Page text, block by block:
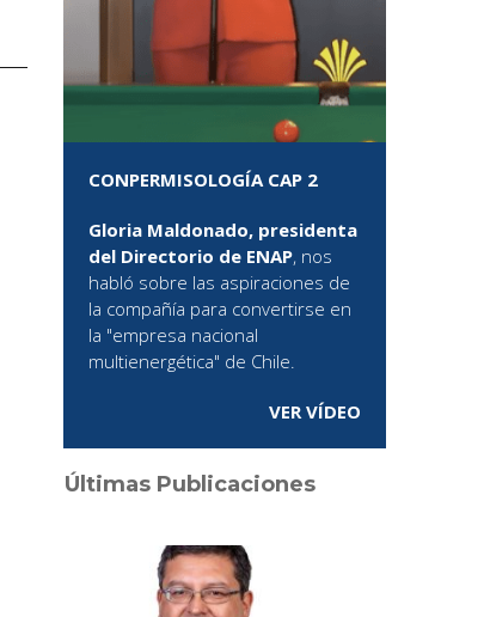
CONPERMISOLOGÍA CAP 2
Gloria Maldonado, presidenta
del Directorio de ENAP, nos
habló sobre las aspiraciones de
la compañía para convertirse en
la "empresa nacional
multienergética" de Chile.
VER VÍDEO
Últimas Publicaciones